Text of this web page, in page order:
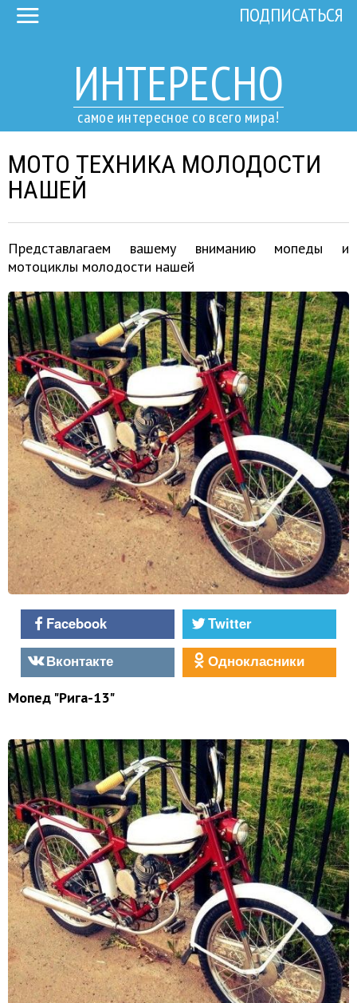
ИНТЕРЕСНО
самое интересное со всего мира!
ПОДПИСАТЬСЯ
МОТО ТЕХНИКА МОЛОДОСТИ
НАШЕЙ
Представлагаем вашему вниманию мопеды и
мотоциклы молодости нашей
Facebook
Twitter
Вконтакте
Однокласники
Мопед "Рига-13"